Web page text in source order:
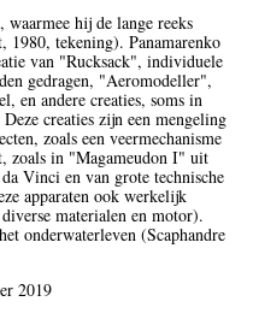
hij de lange reeks
tekening). Panamarenko
van "Rucksack", individuele
gedragen, "Aeromodeller",
en andere creaties, soms in
creaties zijn een mengeling
zoals een veermechanisme
zoals in "Magameudon I" uit
Vinci en van grote technische
apparaten ook werkelijk
materialen en motor).
onderwaterleven (Scaphandre
2019